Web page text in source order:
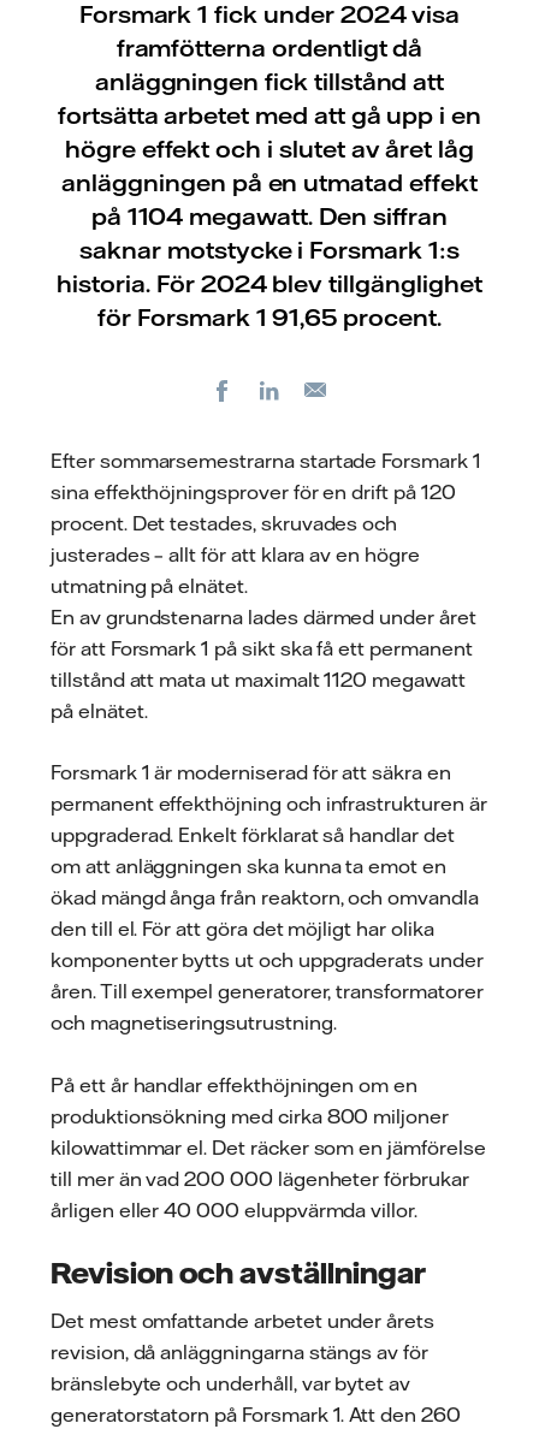
Forsmark 1 fick under 2024 visa
framfötterna ordentligt då
anläggningen fick tillstånd att
fortsätta arbetet med att gå upp i en
högre effekt och i slutet av året låg
anläggningen på en utmatad effekt
på 1104 megawatt. Den siffran
saknar motstycke i Forsmark 1:s
historia. För 2024 blev tillgänglighet
för Forsmark 1 91,65 procent.
FacebookLinkedIn
Efter sommarsemestrarna startade Forsmark 1
sina effekthöjningsprover för en drift på 120
procent. Det testades, skruvades och
justerades – allt för att klara av en högre
utmatning på elnätet.
En av grundstenarna lades därmed under året
för att Forsmark 1 på sikt ska få ett permanent
tillstånd att mata ut maximalt 1120 megawatt
på elnätet.
Forsmark 1 är moderniserad för att säkra en
permanent effekthöjning och infrastrukturen är
uppgraderad. Enkelt förklarat så handlar det
om att anläggningen ska kunna ta emot en
ökad mängd ånga från reaktorn, och omvandla
den till el. För att göra det möjligt har olika
komponenter bytts ut och uppgraderats under
åren. Till exempel generatorer, transformatorer
och magnetiseringsutrustning.
På ett år handlar effekthöjningen om en
produktionsökning med cirka 800 miljoner
kilowattimmar el. Det räcker som en jämförelse
till mer än vad 200 000 lägenheter förbrukar
årligen eller 40 000 eluppvärmda villor.
Revision och avställningar
Det mest omfattande arbetet under årets
revision, då anläggningarna stängs av för
bränslebyte och underhåll, var bytet av
generatorstatorn på Forsmark 1. Att den 260